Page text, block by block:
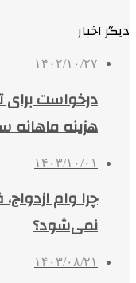
دیگر اخبار
۱۴۰۲/۱۰/۲۷
درخواست
هزینه ماهانه
۱۴۰۳/۱۰/۰۱
چرا وام
نمی‌شود؟
۱۴۰۳/۰۸/۲۱